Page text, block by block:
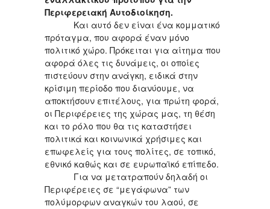
Περιφερειακή Αυτοδιοίκηση.
Και αυτό δεν είναι ένα κομματικό
πρόταγμα, που αφορά έναν μόνο
πολιτικό χώρο. Πρόκειται για αίτημα που
αφορά όλες τις δυνάμεις, οι οποίες
πιστεύουν στην ανάγκη, ειδικά στην
κρίσιμη περίοδο που διανύουμε, να
αποκτήσουν επιτέλους, για πρώτη φορά,
οι Περιφέρειες της χώρας μας, τη θέση
και το ρόλο που θα τις καταστήσει
πολιτικά και κοινωνικά χρήσιμες και
επωφελείς για τους πολίτες, σε τοπικό,
εθνικό καθώς και σε ευρωπαϊκό επίπεδο.
Για να μετατραπούν δηλαδή οι
Περιφέρειες σε “μεγάφωνα” των
πολύμορφων αναγκών του λαού, σε